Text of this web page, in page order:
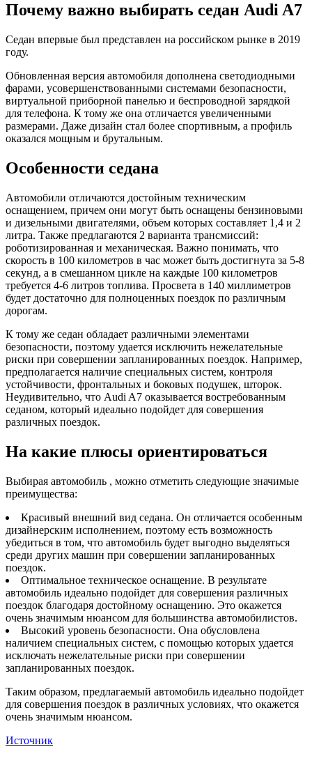
Почему важно выбирать седан Audi A7
Седан впервые был представлен на российском рынке в 2019
году.
Обновленная версия автомобиля дополнена светодиодными
фарами, усовершенствованными системами безопасности,
виртуальной приборной панелью и беспроводной зарядкой
для телефона. К тому же она отличается увеличенными
размерами. Даже дизайн стал более спортивным, а профиль
оказался мощным и брутальным.
Особенности седана
Автомобили отличаются достойным техническим
оснащением, причем они могут быть оснащены бензиновыми
и дизельными двигателями, объем которых составляет 1,4 и 2
литра. Также предлагаются 2 варианта трансмиссий:
роботизированная и механическая. Важно понимать, что
скорость в 100 километров в час может быть достигнута за 5-8
секунд, а в смешанном цикле на каждые 100 километров
требуется 4-6 литров топлива. Просвета в 140 миллиметров
будет достаточно для полноценных поездок по различным
дорогам.
К тому же седан обладает различными элементами
безопасности, поэтому удается исключить нежелательные
риски при совершении запланированных поездок. Например,
предполагается наличие специальных систем, контроля
устойчивости, фронтальных и боковых подушек, шторок.
Неудивительно, что Audi A7 оказывается востребованным
седаном, который идеально подойдет для совершения
различных поездок.
На какие плюсы ориентироваться
Выбирая автомобиль , можно отметить следующие значимые
преимущества:
Красивый внешний вид седана. Он отличается особенным
дизайнерским исполнением, поэтому есть возможность
убедиться в том, что автомобиль будет выгодно выделяться
среди других машин при совершении запланированных
поездок.
Оптимальное техническое оснащение. В результате
автомобиль идеально подойдет для совершения различных
поездок благодаря достойному оснащению. Это окажется
очень значимым нюансом для большинства автомобилистов.
Высокий уровень безопасности. Она обусловлена
наличием специальных систем, с помощью которых удается
исключать нежелательные риски при совершении
запланированных поездок.
Таким образом, предлагаемый автомобиль идеально подойдет
для совершения поездок в различных условиях, что окажется
очень значимым нюансом.
Источник